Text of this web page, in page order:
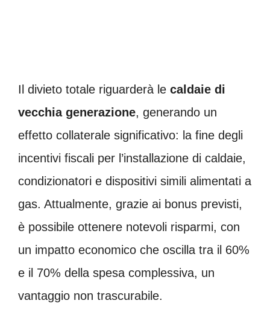
Il divieto totale riguarderà le caldaie di
vecchia generazione, generando un
effetto collaterale significativo: la fine degli
incentivi fiscali per l’installazione di caldaie,
condizionatori e dispositivi simili alimentati a
gas. Attualmente, grazie ai bonus previsti,
è possibile ottenere notevoli risparmi, con
un impatto economico che oscilla tra il 60%
e il 70% della spesa complessiva, un
vantaggio non trascurabile.